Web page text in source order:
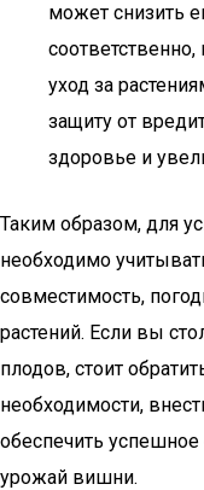
может снизить
уход за
защиту от
здоровье и
Таким образом, для
необходимо
совместимость,
растений. Если вы
плодов, стоит
необходимости,
обеспечить
урожай вишни.